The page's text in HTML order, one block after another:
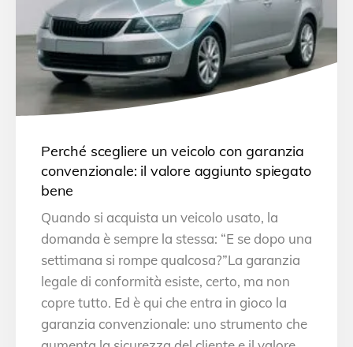
Perché scegliere un veicolo con garanzia
convenzionale: il valore aggiunto spiegato
bene
Quando si acquista un veicolo usato, la
domanda è sempre la stessa: “E se dopo una
settimana si rompe qualcosa?”La garanzia
legale di conformità esiste, certo, ma non
copre tutto. Ed è qui che entra in gioco la
garanzia convenzionale: uno strumento che